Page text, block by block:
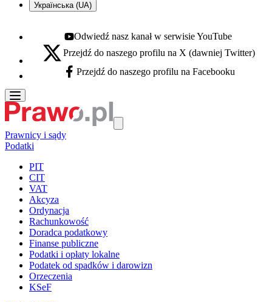
Українська (UA)
Youtube - otwiera się w nowej karcie
Odwiedź nasz kanał w serwisie YouTube
X - otwiera się w nowej karcie
Przejdź do naszego profilu na X (dawniej Twitter)
Facebook - otwiera się w nowej karcie
Przejdź do naszego profilu na Facebooku
Prawnicy i sądy
Podatki
PIT
CIT
VAT
Akcyza
Ordynacja
Rachunkowość
Doradca podatkowy
Finanse publiczne
Podatki i opłaty lokalne
Podatek od spadków i darowizn
Orzeczenia
KSeF